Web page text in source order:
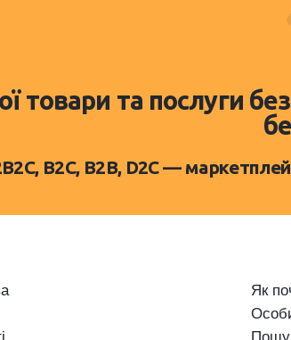
товари та послуги
B2C, B2B, D2C —
Як